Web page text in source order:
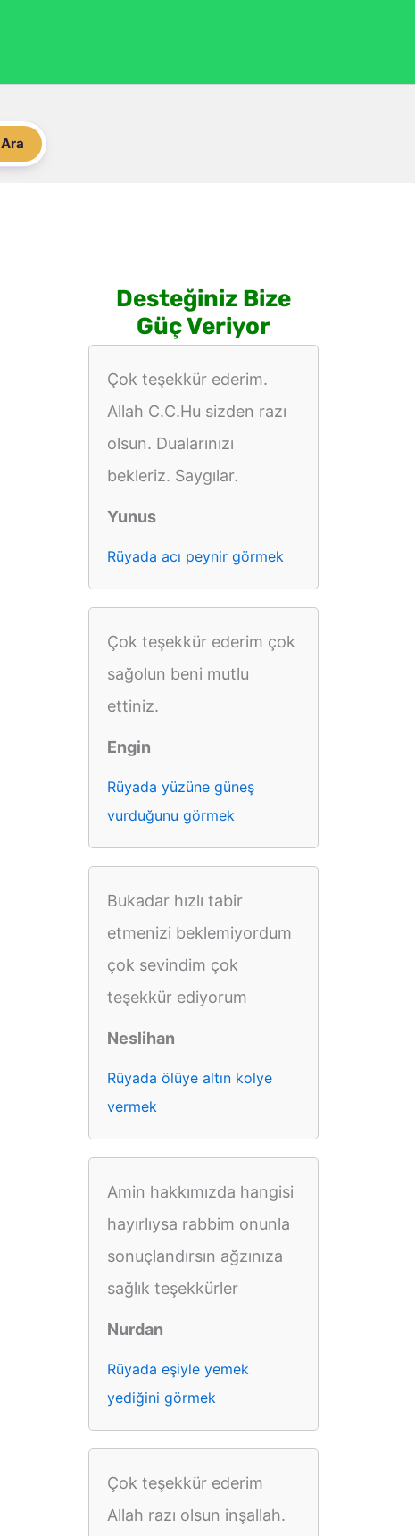
Ara
Desteğiniz Bize
Güç Veriyor
Çok teşekkür ederim.
Allah C.C.Hu sizden razı
olsun. Dualarınızı
bekleriz. Saygılar.
Yunus
Rüyada acı peynir görmek
Çok teşekkür ederim çok
sağolun beni mutlu
ettiniz.
Engin
Rüyada yüzüne güneş
vurduğunu görmek
Bukadar hızlı tabir
etmenizi beklemiyordum
çok sevindim çok
teşekkür ediyorum
Neslihan
Rüyada ölüye altın kolye
vermek
Amin hakkımızda hangisi
hayırlıysa rabbim onunla
sonuçlandırsın ağzınıza
sağlık teşekkürler
Nurdan
Rüyada eşiyle yemek
yediğini görmek
Çok teşekkür ederim
Allah razı olsun inşallah.